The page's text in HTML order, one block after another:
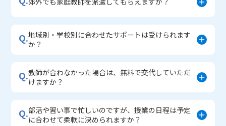
Q.地域別・学校別に合わせたサポートは受けられます
か？
Q.教師が合わなかった場合は、無料で交代していただ
けますか？
Q.部活や習い事で忙しいのですが、授業の日程は予定
に合わせて柔軟に決められますか？